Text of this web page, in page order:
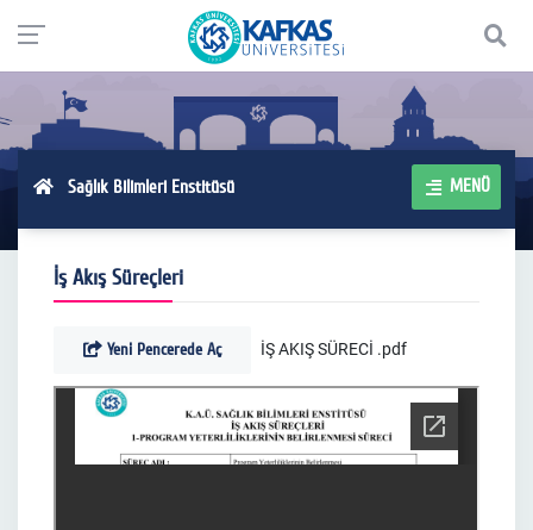
Sağlık Bilimleri Enstitüsü MENÜ
İş Akış Süreçleri
Yeni Pencerede Aç İŞ AKIŞ SÜRECİ .pdf